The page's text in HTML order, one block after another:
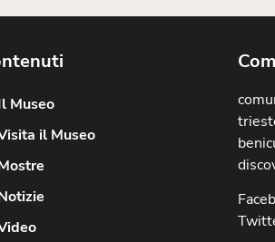
Museo
il Museo